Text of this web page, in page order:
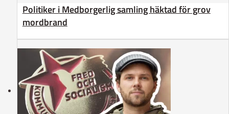
Politiker i Medborgerlig samling häktad för grov
mordbrand